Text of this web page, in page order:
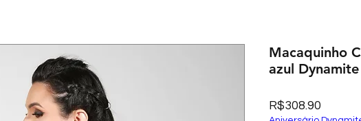
Macaquinho
azul Dynamite
R$308.90